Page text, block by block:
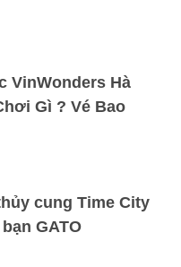
VinWonders Hà
Gì ? Vé Bao
cung Time City
GATO